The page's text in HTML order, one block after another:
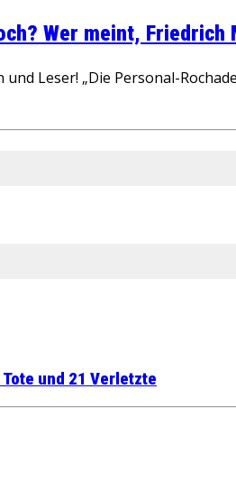
Wer meint,
Leser! „Die Personal-
und 21 Verletzte